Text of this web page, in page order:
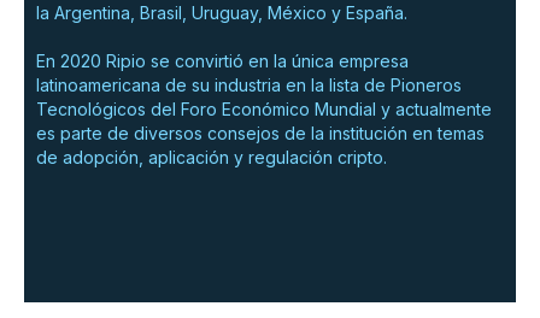
la Argentina, Brasil, Uruguay, México y España.
En 2020 Ripio se convirtió en la única empresa
latinoamericana de su industria en la lista de Pioneros
Tecnológicos del Foro Económico Mundial y actualmente
es parte de diversos consejos de la institución en temas
de adopción, aplicación y regulación cripto.